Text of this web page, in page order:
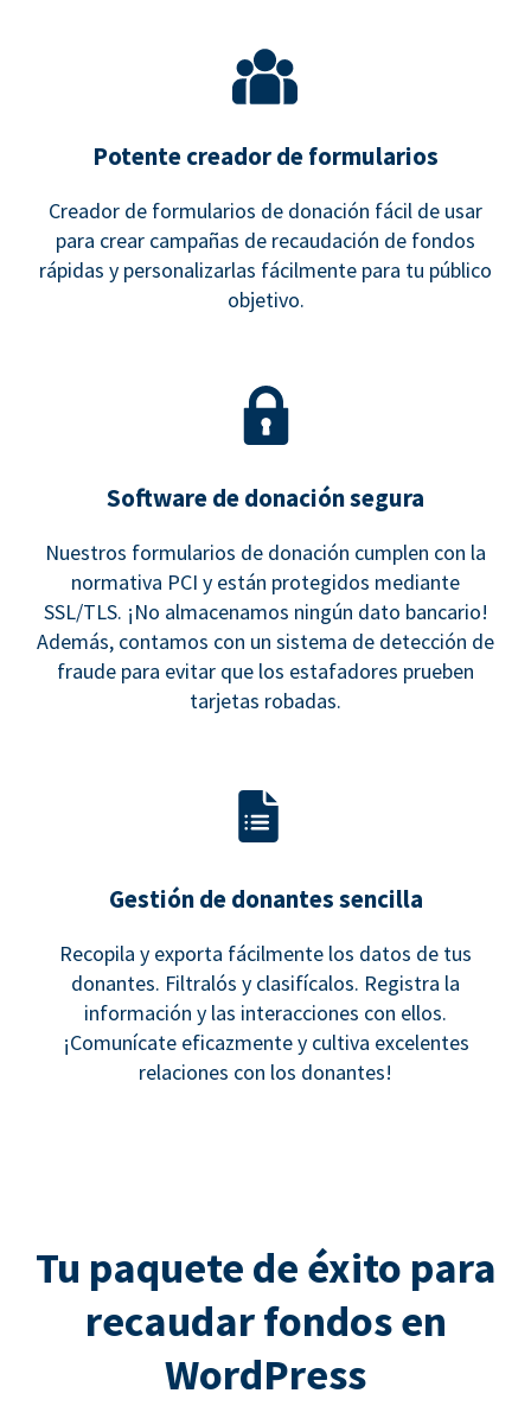
Potente creador de formularios
Creador de formularios de donación fácil de usar
para crear campañas de recaudación de fondos
rápidas y personalizarlas fácilmente para tu público
objetivo.
Software de donación segura
Nuestros formularios de donación cumplen con la
normativa PCI y están protegidos mediante
SSL/TLS. ¡No almacenamos ningún dato bancario!
Además, contamos con un sistema de detección de
fraude para evitar que los estafadores prueben
tarjetas robadas.
Gestión de donantes sencilla
Recopila y exporta fácilmente los datos de tus
donantes. Filtralós y clasifícalos. Registra la
información y las interacciones con ellos.
¡Comunícate eficazmente y cultiva excelentes
relaciones con los donantes!
Tu paquete de éxito para
recaudar fondos en
WordPress